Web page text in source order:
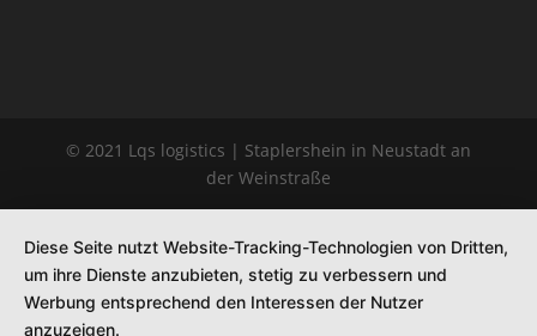
© 2021 Lqs logistics | Staplershein in Neustadt an
der Weinstraße
Diese Seite nutzt Website-Tracking-Technologien von Dritten,
um ihre Dienste anzubieten, stetig zu verbessern und
Werbung entsprechend den Interessen der Nutzer
anzuzeigen.